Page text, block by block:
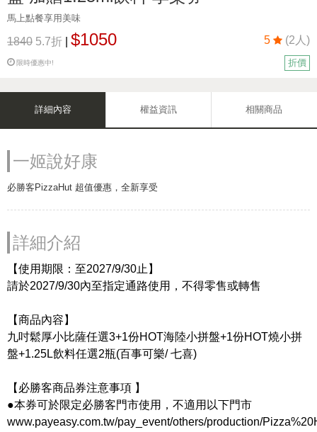
馬上點餐享用美味
1840 5.7折 $1050 5 (2人)
限時優惠中! 折價
詳細內容 權益資訊 相關商品
一姬說好康
必勝客PizzaHut 超值優惠，全新享受
詳細介紹
【使用期限：至2027/9/30止】
請於2027/9/30內至指定通路使用，不得零售或轉售
【商品內容】
九吋鬆厚小比薩任選3+1份HOT海陸小拼盤+1份HOT燒小拼
盤+1.25L飲料任選2瓶(百事可樂/ 七喜)
【必勝客商品券注意事項 】
●本券可於限定必勝客門市使用，不適用以下門市
www.payeasy.com.tw/pay_event/others/production/